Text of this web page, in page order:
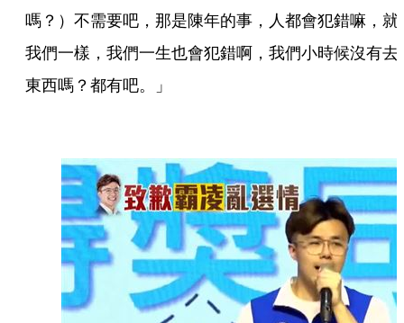
嗎？）不需要吧，那是陳年的事，人都會犯錯嘛，就
我們一樣，我們一生也會犯錯啊，我們小時候沒有去
東西嗎？都有吧。」